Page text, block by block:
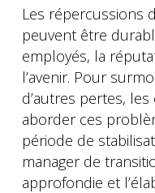
Les répercussions
peuvent être
employés, la
l’avenir. Pour
d’autres pertes,
aborder ces
période de
manager de
approfondie et